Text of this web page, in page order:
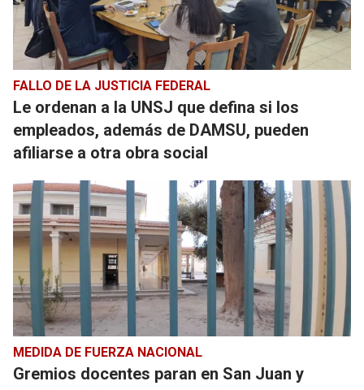
FALLO DE LA JUSTICIA FEDERAL
Le ordenan a la UNSJ que defina si los
empleados, además de DAMSU, pueden
afiliarse a otra obra social
MEDIDA DE FUERZA NACIONAL
Gremios docentes paran en San Juan y